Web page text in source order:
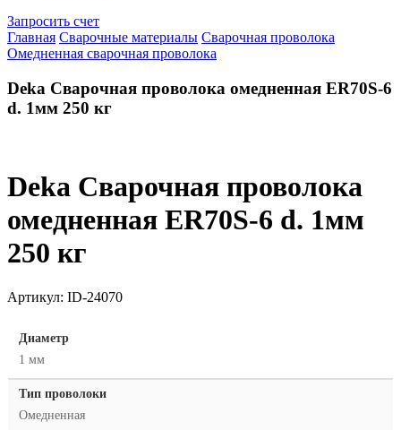
Запросить счет
Главная Сварочные материалы Сварочная проволока
Омедненная сварочная проволока
Deka Сварочная проволока омедненная ER70S-6
d. 1мм 250 кг
Deka Сварочная проволока
омедненная ER70S-6 d. 1мм
250 кг
Артикул: ID-24070
Диаметр
1 мм
Тип проволоки
Омедненная